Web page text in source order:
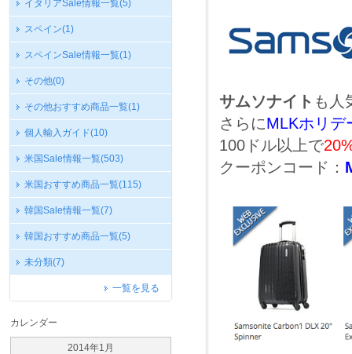
イタリアSale情報一覧(5)
スペイン(1)
スペインSale情報一覧(1)
その他(0)
その他おすすめ商品一覧(1)
個人輸入ガイド(10)
米国Sale情報一覧(503)
米国おすすめ商品一覧(115)
韓国Sale情報一覧(7)
韓国おすすめ商品一覧(5)
未分類(7)
一覧を見る
カレンダー
2014年1月
サムソナイト も人
さらにMLKホリデ
100ドル以上で
クーポンコード：